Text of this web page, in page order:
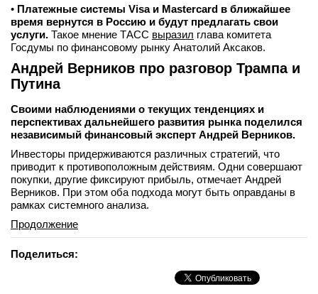
• Платежные системы Visa и Mastercard в ближайшее
время вернутся в Россию и будут предлагать свои
услуги. Такое мнение ТАСС выразил глава комитета
Госдумы по финансовому рынку Анатолий Аксаков.
Андрей Верников про разговор Трампа и
Путина
Своими наблюдениями о текущих тенденциях и
перспективах дальнейшего развития рынка поделился
независимый финансовый эксперт Андрей Верников.
Инвесторы придерживаются различных стратегий, что
приводит к противоположным действиям. Одни совершают
покупки, другие фиксируют прибыль, отмечает Андрей
Верников. При этом оба подхода могут быть оправданы в
рамках системного анализа.
Продолжение
Поделиться: